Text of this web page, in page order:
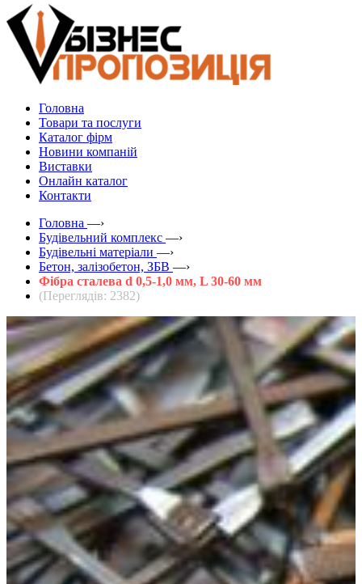
Головна
Товари та послуги
Каталог фірм
Новини компаній
Виставки
Онлайн каталог
Контакти
Головна —›
Будівельний комплекс —›
Будівельні матеріали —›
Бетон, залізобетон, ЗБВ —›
Фібра сталева d 0,5-1,0 мм, L 30-60 мм
(Переглядів: 2382)